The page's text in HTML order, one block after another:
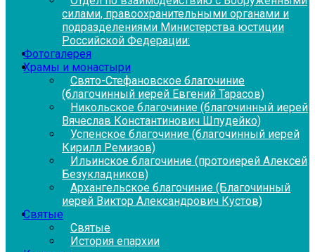
силами, правоохранительными органами и
подразделениями Министерства юстиции
Российской Федерации:
Фотогалерея
Храмы и монастыри
Свято-Стефановское благочиние
(благочинный иерей Евгений Тарасов)
Никольское благочиние (благочинный иерей
Вячеслав Константинович Шпудейко)
Успенское благочиние (благочинный иерей
Кирилл Ремизов)
Ильинское благочиние (протоиерей Алексей
Безукладников)
Архангельское благочиние (Благочинный
иерей Виктор Александрович Кустов)
Святые
Святые
История епархии